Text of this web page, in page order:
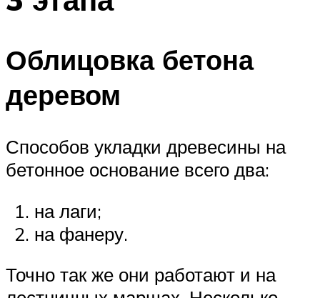
Облицовка бетона
деревом
Способов укладки древесины на
бетонное основание всего два:
на лаги;
на фанеру.
Точно так же они работают и на